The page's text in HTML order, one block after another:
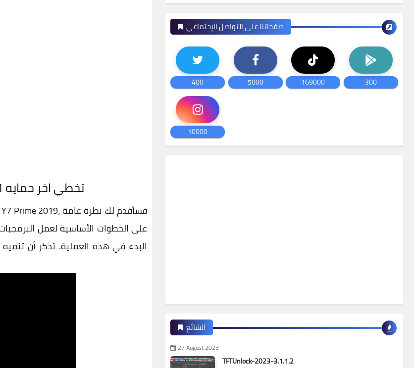
y7 prime 2019 frp bypass DUB LX1 تخطي اخر حمايه
على الخطوات الأساسية لعمل
البدء في هذه العملية. تذكر أن
صفحاتنا على التواصل الإجتماعي
400 5000 169000 300
10000
الشائع
27 August 2023
TFTUnlock-2023-3.1.1.2